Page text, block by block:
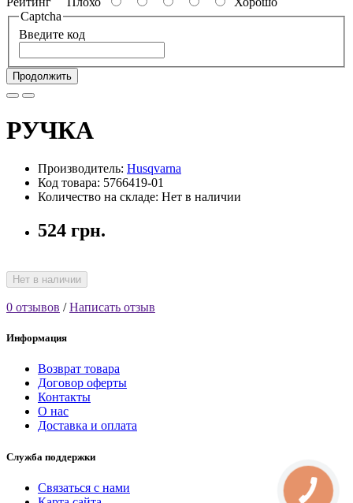
Captcha
Введите код
Продолжить
РУЧКА
Производитель: Husqvarna
Код товара: 5766419-01
Количество на складе: Нет в наличии
524 грн.
Нет в наличии
0 отзывов /Написать отзыв
Информация
Возврат товара
Договор оферты
Контакты
О нас
Доставка и оплата
Служба поддержки
Связаться с нами
КНОПКА
СВЯЗИ